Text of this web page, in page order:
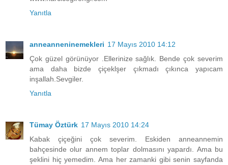
Yanıtla
anneanneninemekleri 17 Mayıs 2010 14:12
Çok güzel görünüyor .Ellerinize sağlık. Bende çok severim
ama daha bizde çiçeklşer çıkmadı çıkınca yapıcam
inşallah.Sevgiler.
Yanıtla
Tümay Öztürk 17 Mayıs 2010 14:24
Kabak çiçeğini çok severim. Eskiden anneannemin
bahçesinde olur annem toplar dolmasını yapardı. Ama bu
şeklini hiç yemedim. Ama her zamanki gibi senin sayfanda